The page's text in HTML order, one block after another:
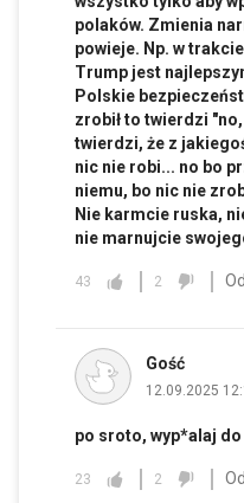
polaków. Zmienia
powieje. Np. w
Trump jest
Polskie
zrobił to twierdzi
twierdzi, że z
nic nie robi... no bo
niemu, bo nic nie
Nie karmcie ruska,
nie marnujcie
43 2
Gość
12.09.2025
po sroto, wyp*alaj
23 2